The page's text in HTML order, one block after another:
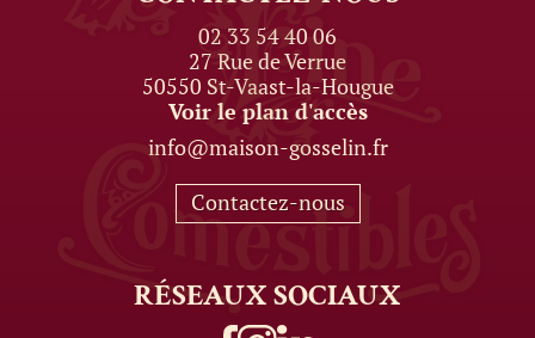
02 33 54 40 06
27 Rue de Verrue
50550 St-Vaast-la-Hougue
Voir le plan d'accès
info@maison-gosselin.fr
Contactez-nous
RÉSEAUXSOCIAUX